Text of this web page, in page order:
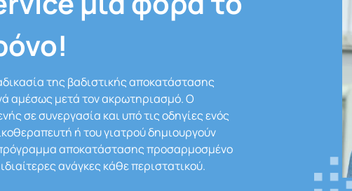
της βαδιστικής αποκατάστασης
αμέσως μετά τον ακρωτηριασμό. Ο
σε συνεργασία και υπό τις οδηγίες ενός
ή του γιατρού δημιουργούν
αποκατάστασης προσαρμοσμένο
ανάγκες κάθε περιστατικού.